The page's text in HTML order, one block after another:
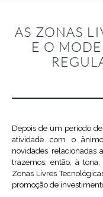
AS ZONAS
E O
Depois de um período
atividade com o
novidades relacionadas
trazemos, então, à
Zonas Livres
promoção de